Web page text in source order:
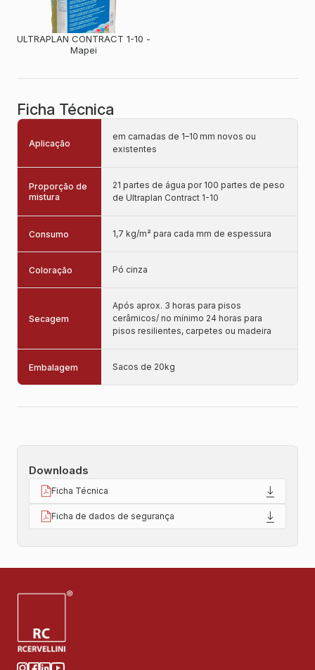
ULTRAPLAN CONTRACT 1-10 -
Mapei
Ficha Técnica
Aplicação
em camadas de 1–10 mm novos ou
existentes
Proporção de
mistura
21 partes de água por 100 partes de peso
de Ultraplan Contract 1-10
Consumo 1,7 kg/m² para cada mm de espessura
Coloração Pó cinza
Secagem
Após aprox. 3 horas para pisos
cerâmicos/ no mínimo 24 horas para
pisos resilientes, carpetes ou madeira
Embalagem Sacos de 20kg
Downloads
Ficha Técnica
Ficha de dados de segurança